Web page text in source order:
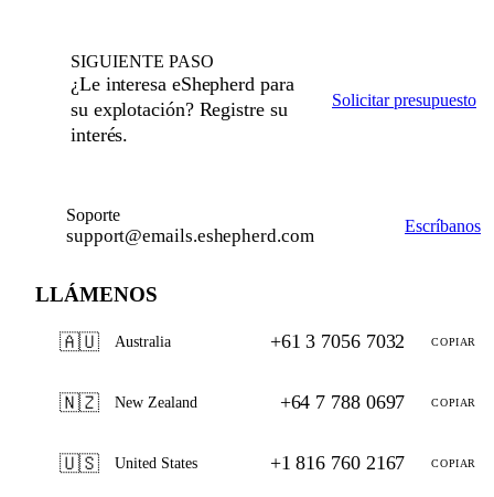
SIGUIENTE PASO
¿Le interesa eShepherd para
su explotación? Registre su
interés.
Solicitar presupuesto
Soporte
support@emails.eshepherd.com Escríbanos
LLÁMENOS
🇦🇺 Australia +61 3 7056 7032 COPIAR
🇳🇿 New Zealand +64 7 788 0697 COPIAR
🇺🇸 United States +1 816 760 2167 COPIAR